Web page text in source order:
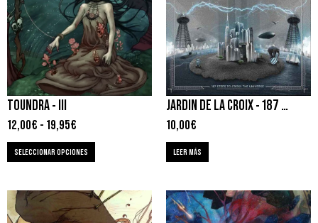
TOUNDRA ‎- III
12,00€ - 19,95€
SELECCIONAR OPCIONES
JARDIN DE LA CROIX ‎- 187 STEPS TO CROSS THE UNIVERSE
10,00€
LEER MÁS